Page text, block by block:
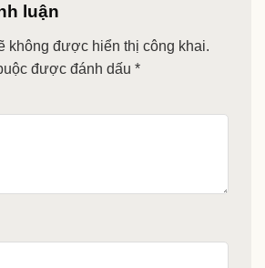
luận
không được hiển thị công khai.
được đánh dấu *